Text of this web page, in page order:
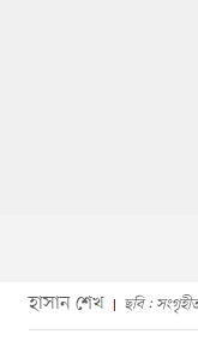
হাসান শেখ ছবি :